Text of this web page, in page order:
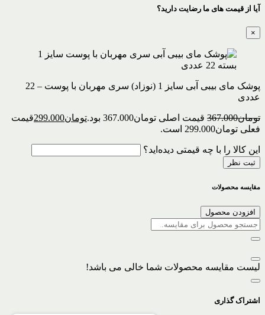
آیا از قیمت های ما رضایت دارید؟
×
پوشک مای بیبی آبی سایز 1 (نوزاد) سری مهربان با پوست – 22
عددی
تومان367.000 قیمت اصلی تومان367.000 بود. تومان299.000قیمت
فعلی تومان299.000 است.
این کالا را با چه قیمتی دیده‌اید؟
ثبت نظر
مقایسه محصولات
افزودن محصول
لیست مقایسه محصولات شما خالی می باشد!
اشتراک گذاری